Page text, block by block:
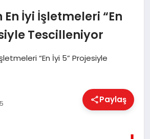
En İyi İşletmeleri “En
Tescilleniyor
“En İyi 5” Projesiyle
Paylaş